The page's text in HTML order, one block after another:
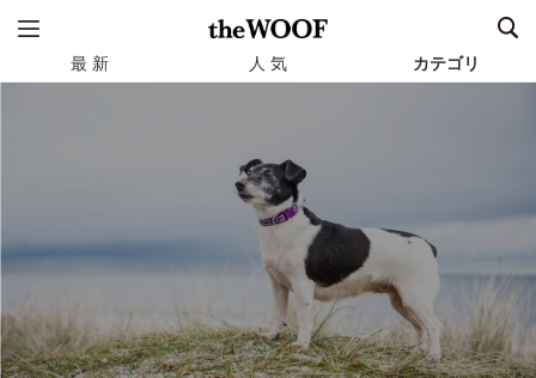
最 新 人 気 カテゴリ